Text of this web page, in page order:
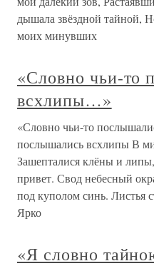
дышала звёздной тайной,
моих минувших
«Словно чьи-то
всхлипы…»
«Словно чьи-то
послышались всхлипы В
Зашепталися клёны и
привет. Свод небесный
под куполом синь. Листья
Ярко
«Я словно